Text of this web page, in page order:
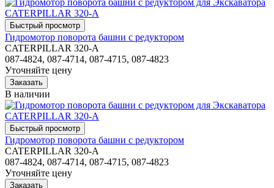
Гидромотор поворота башни с редуктором
CATERPILLAR 320-A
087-4824, 087-4714, 087-4715, 087-4823
Уточняйте цену
В наличии
Гидромотор поворота башни с редуктором
CATERPILLAR 320-A
087-4824, 087-4714, 087-4715, 087-4823
Уточняйте цену